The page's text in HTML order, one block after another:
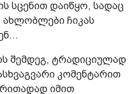
სცენით დაიწყო, სადაც
ახლობლები ჩიკას
შემდეგ, ტრადიციულად
კომენტარით
იმით